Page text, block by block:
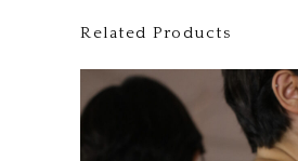
Related Products